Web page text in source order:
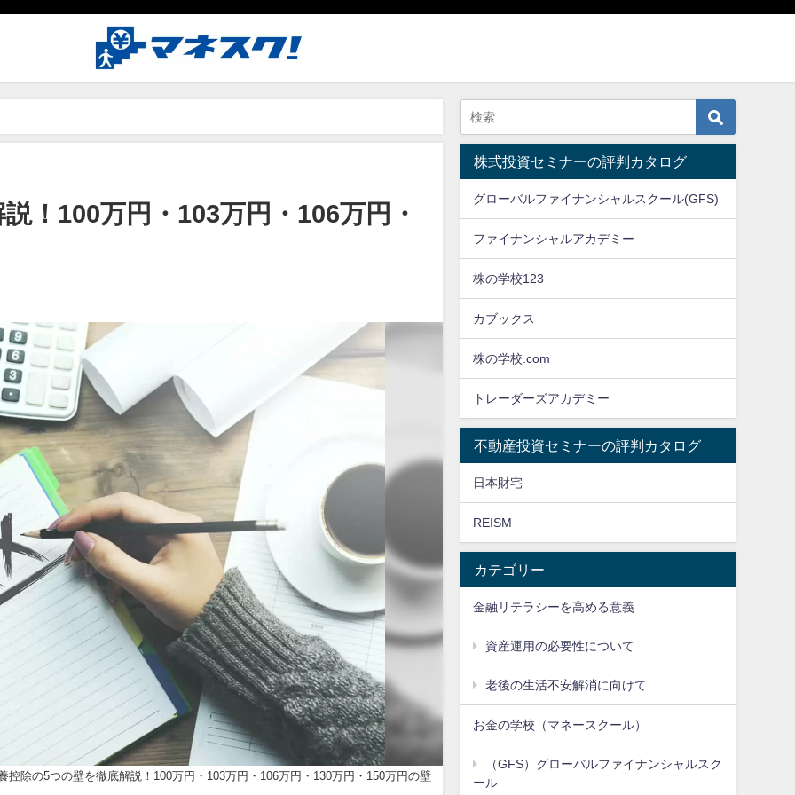
！100万円・103万円・106万円・
控除の5つの壁を徹底解説！100万円・103万円・106万円・130万円・150万円の壁
株式投資セミナーの評判カタログ
グローバルファイナンシャルスクール(GFS)
ファイナンシャルアカデミー
株の学校123
カブックス
株の学校.com
トレーダーズアカデミー
不動産投資セミナーの評判カタログ
日本財宅
REISM
カテゴリー
金融リテラシーを高める意義
資産運用の必要性について
老後の生活不安解消に向けて
お金の学校（マネースクール）
（GFS）グローバルファイナンシャルスク
ール